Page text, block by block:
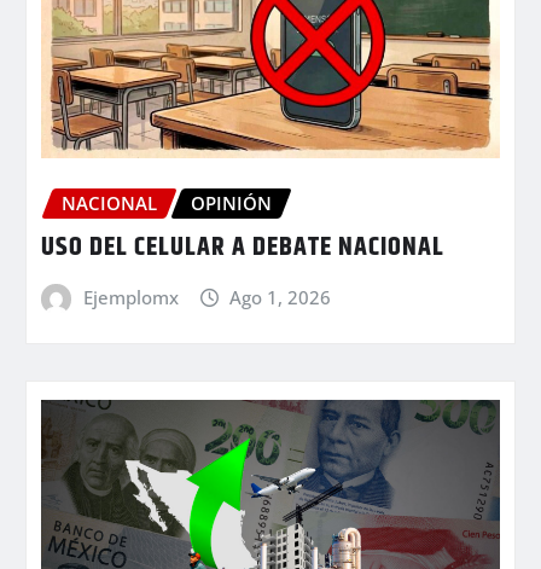
NACIONAL OPINIÓN
USO DEL CELULAR A DEBATE NACIONAL
Ejemplomx Ago 1, 2026